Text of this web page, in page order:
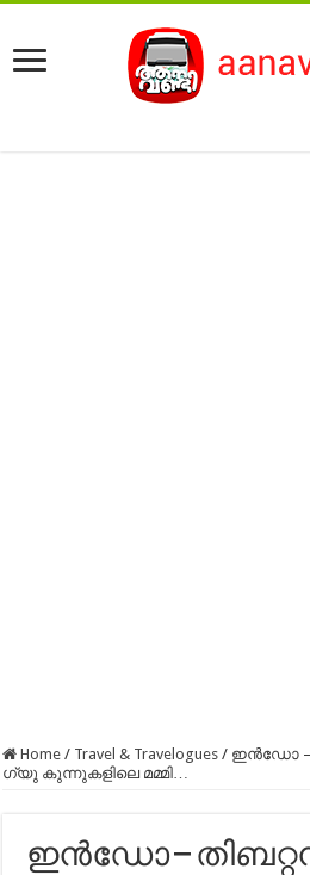
Home / Travel & Travelogues / ഇൻഡോ –
ഗ്യു കുന്നുകളിലെ മമ്മി…
ഇൻഡോ –